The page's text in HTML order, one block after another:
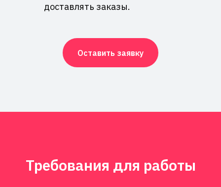
доставлять заказы.
Оставить заявку
Требования для работы